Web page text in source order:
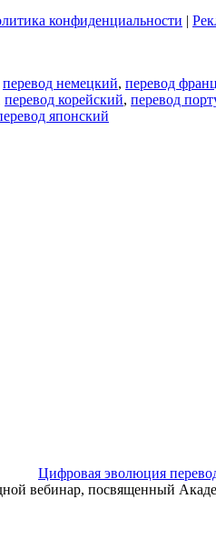
конфиденциальности |
перевод немецкий, перевод
перевод корейский, перевод
японский
Цифровая эволюция
вебинар, посвященный